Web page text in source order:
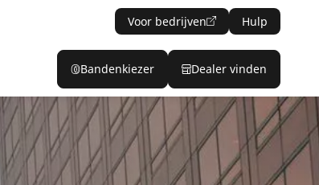
Voor bedrijven Hulp
Bandenkiezer Dealer vinden